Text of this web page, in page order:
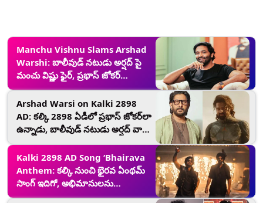
Manchu Vishnu Slams Arshad
Warshi: బాలీవుడ్ నటుడు అర్షద్ పై
మంచు విష్ణు ఫైర్, ప్రభాస్‌ జోకర్
కామెంట్స్ వెనక్కి తీసుకోవాలని డిమాండ్‌
Arshad Warsi on Kalki 2898
AD: కల్కి 2898 ఏడీలో ప్రభాస్ జోకర్‌లా
ఉన్నాడు, బాలీవుడ్ నటుడు అర్షద్ వార్సీ
సంచలన వ్యాఖ్యలు, మండిపడుతున్న
ప్రభాస్ అభిమానులు
Kalki 2898 AD Song ‘Bhairava
Anthem: కల్కి నుంచి భైరవ ఏంథమ్
సాంగ్ ఇదిగో, అభిమానులను
ఉర్రూతలూగిస్తున్న ప్రభాస్ లేటెస్ట్ సాంగ్